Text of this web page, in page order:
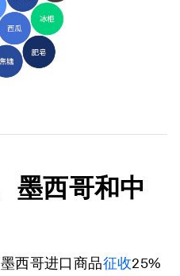
墨西哥和中
西哥进口商品征收25%